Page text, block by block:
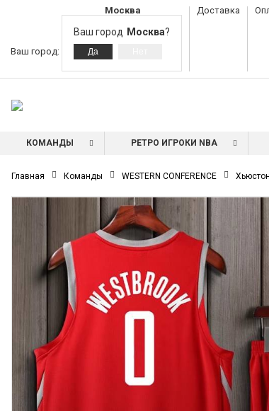
Ваш город:
Москва
Ваш город Москва?
Доставка
КОМАНДЫ РЕТРО ИГРОКИ NBA
Главная Команды WESTERN CONFERENCE